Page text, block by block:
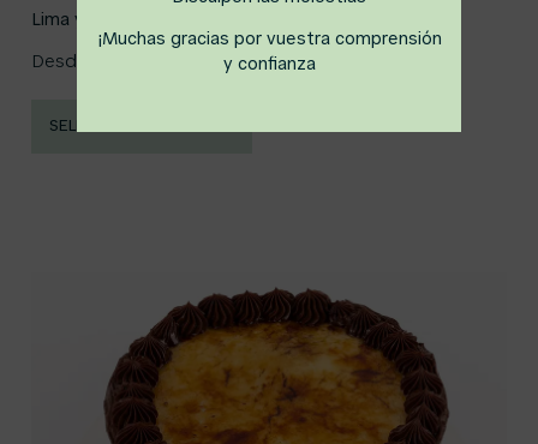
Lima y Limón
Desde
SELECCIONAR OPCIONES
¡Muchas gracias por vuestra comprensión
y confianza